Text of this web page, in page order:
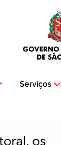
Serviços